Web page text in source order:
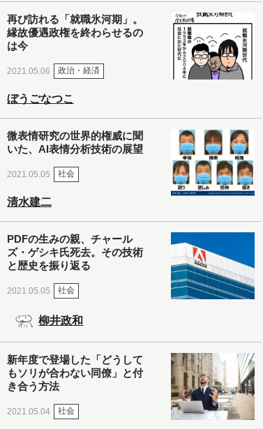
再び訪れる「就職氷河期」。
縁故優遇政権を終わらせるの
は今
2021.05.06 政治・経済
ぼうごなつこ
微表情研究の世界的権威に聞
いた、AI表情分析技術の展望
2021.05.05 社会
清水建二
PDFの生みの親、チャール
ズ・ゲシキ氏死去。その技術
と歴史を振り返る
2021.05.05 社会
柳井政和
新年度で登場した「どうして
もソリが合わない同僚」と付
き合う方法
2021.05.04 社会